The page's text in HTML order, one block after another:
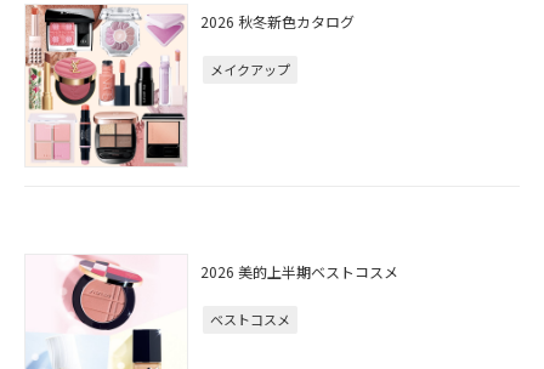
2026 秋冬新色カタログ
メイクアップ
2026 美的上半期ベストコスメ
ベストコスメ